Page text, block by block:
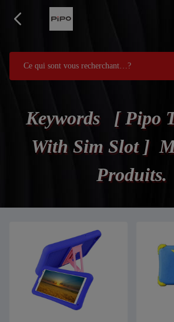
Keywords [ Pipo
With Sim Slot ]
Produits.